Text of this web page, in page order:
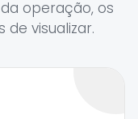
operação, os
visualizar.